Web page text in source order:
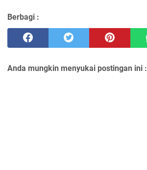
Berbagi :
Anda mungkin menyukai postingan ini :